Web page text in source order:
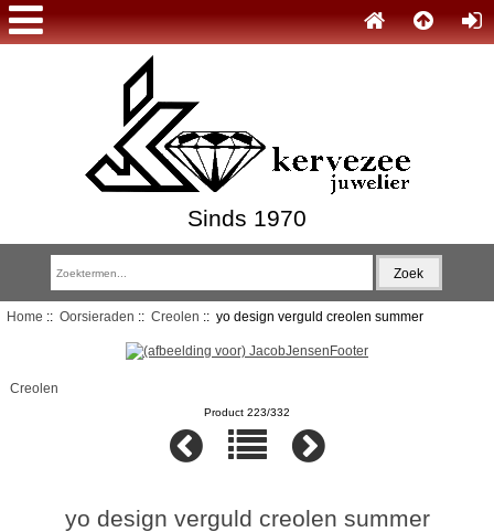
Sinds 1970
Home :: Oorsieraden :: Creolen :: yo design verguld creolen summer
Creolen
Product 223/332
yo design verguld creolen summer